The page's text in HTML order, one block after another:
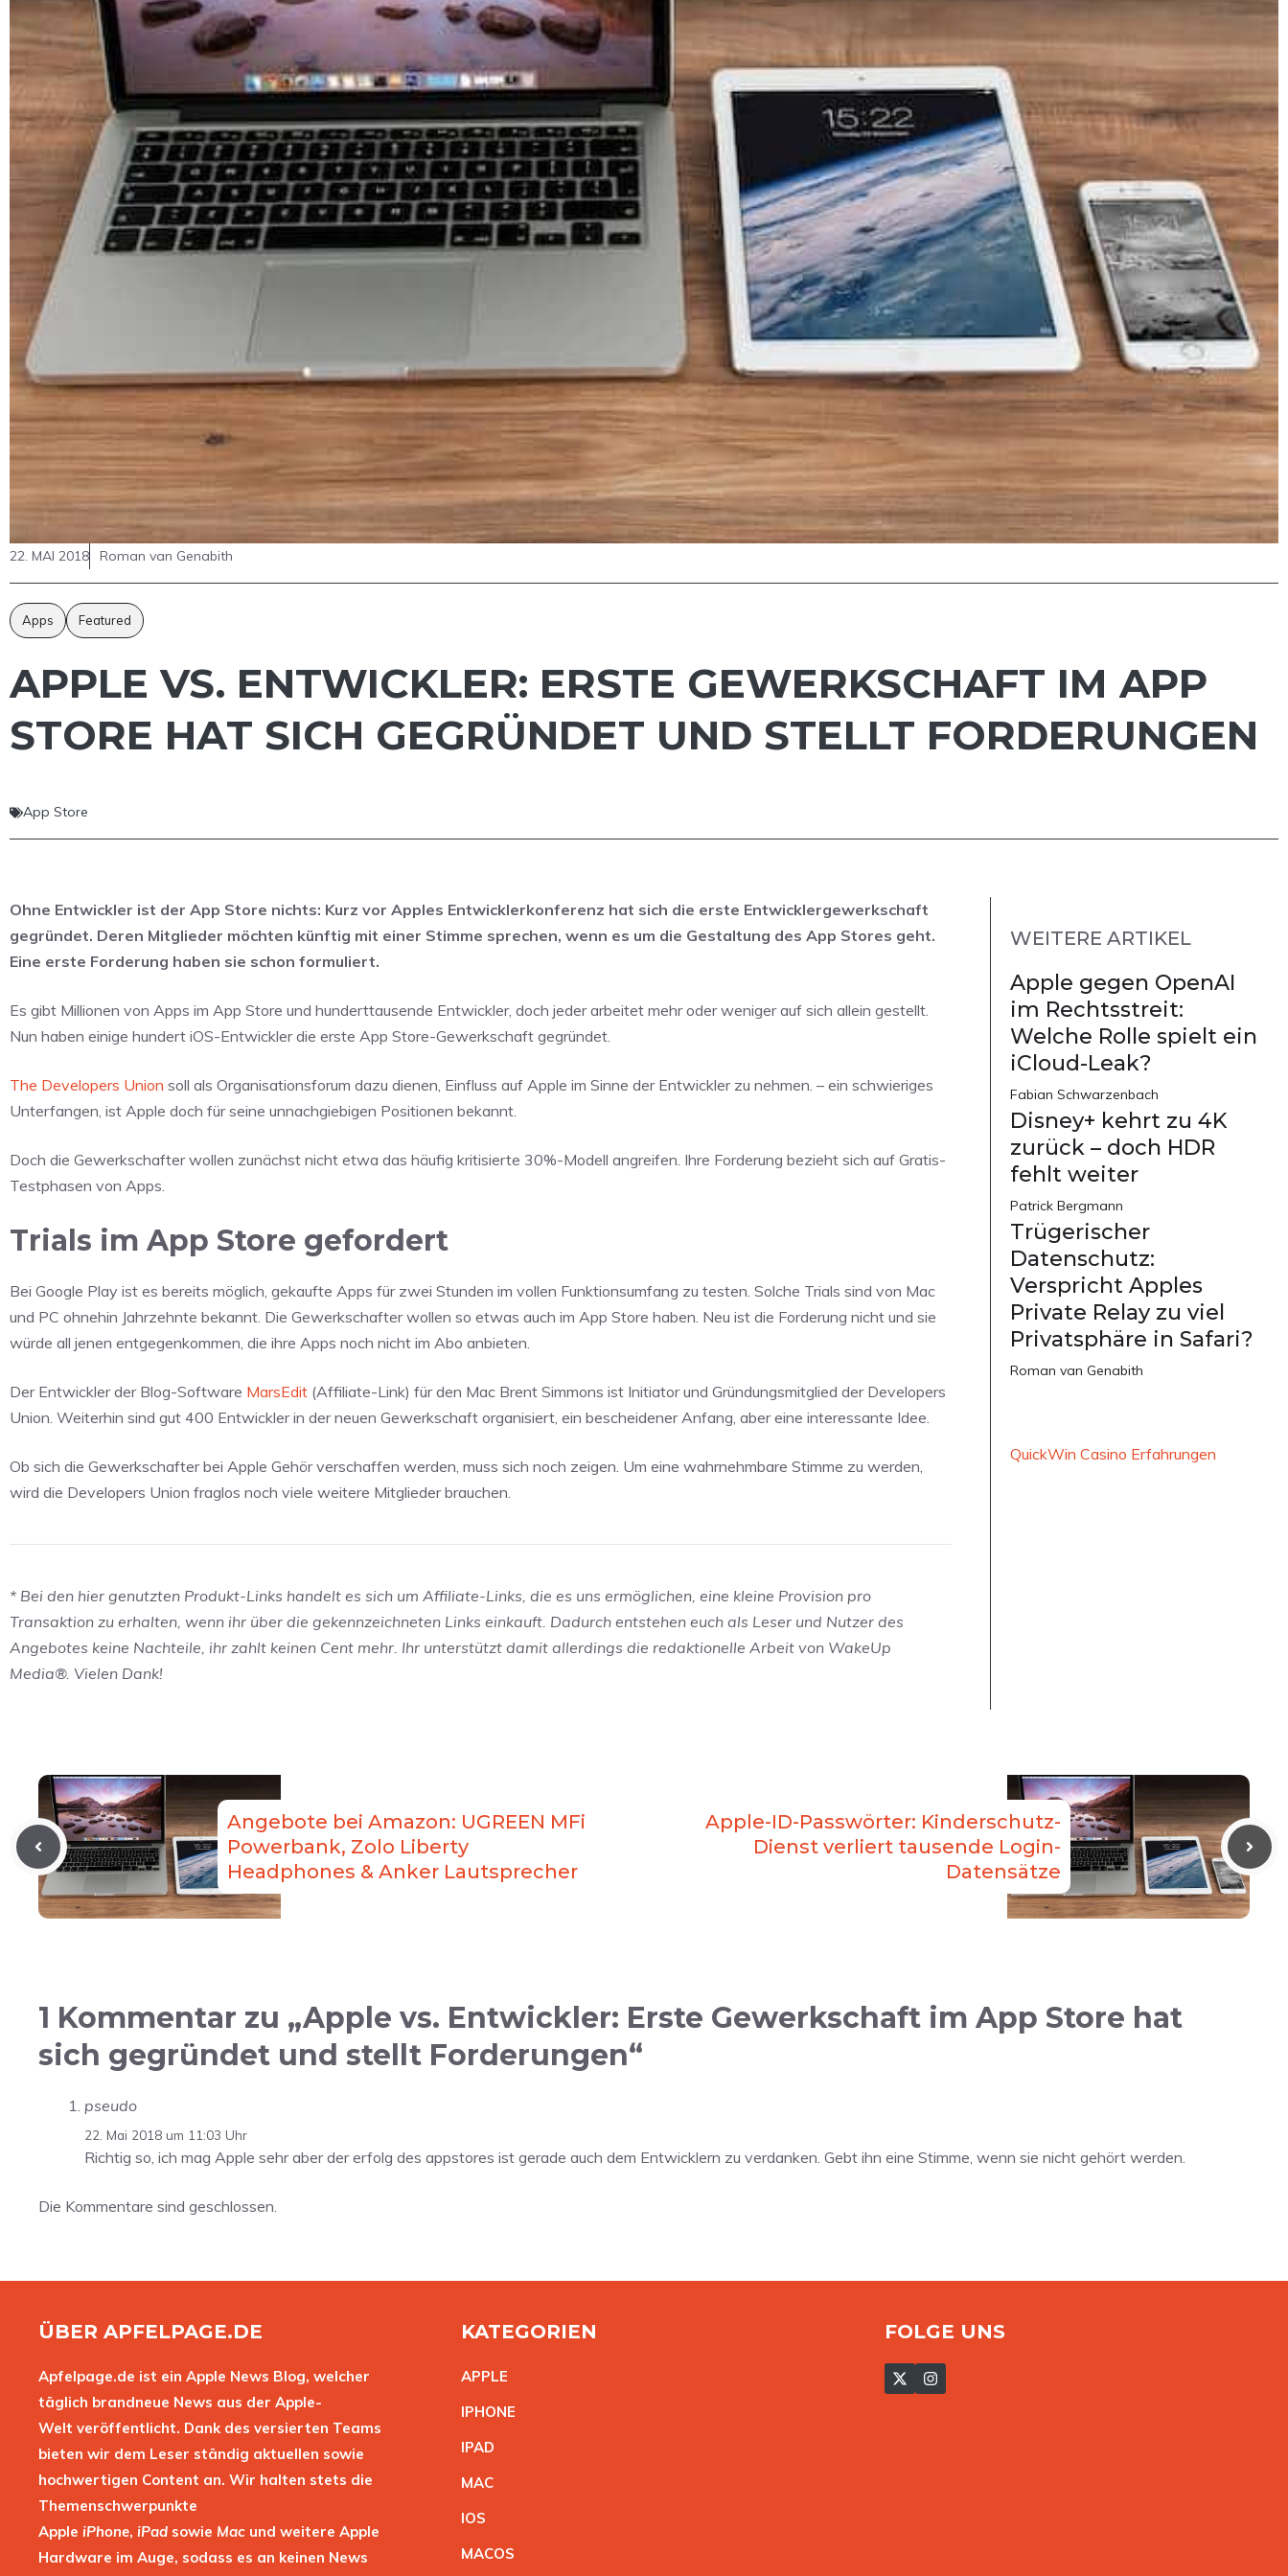
22. MAI 2018 Roman van Genabith
Apps Featured
APPLE VS. ENTWICKLER: ERSTE GEWERKSCHAFT IM APP
STORE HAT SICH GEGRÜNDET UND STELLT FORDERUNGEN
App Store
Ohne Entwickler ist der App Store nichts: Kurz vor Apples Entwicklerkonferenz hat sich die erste Entwicklergewerkschaft
gegründet. Deren Mitglieder möchten künftig mit einer Stimme sprechen, wenn es um die Gestaltung des App Stores geht.
Eine erste Forderung haben sie schon formuliert.
Es gibt Millionen von Apps im App Store und hunderttausende Entwickler, doch jeder arbeitet mehr oder weniger auf sich allein gestellt.
Nun haben einige hundert iOS-Entwickler die erste App Store-Gewerkschaft gegründet.
The Developers Union soll als Organisationsforum dazu dienen, Einfluss auf Apple im Sinne der Entwickler zu nehmen. – ein schwieriges
Unterfangen, ist Apple doch für seine unnachgiebigen Positionen bekannt.
Doch die Gewerkschafter wollen zunächst nicht etwa das häufig kritisierte 30%-Modell angreifen. Ihre Forderung bezieht sich auf Gratis-
Testphasen von Apps.
Trials im App Store gefordert
Bei Google Play ist es bereits möglich, gekaufte Apps für zwei Stunden im vollen Funktionsumfang zu testen. Solche Trials sind von Mac
und PC ohnehin Jahrzehnte bekannt. Die Gewerkschafter wollen so etwas auch im App Store haben. Neu ist die Forderung nicht und sie
würde all jenen entgegenkommen, die ihre Apps noch nicht im Abo anbieten.
Der Entwickler der Blog-Software MarsEdit (Affiliate-Link) für den Mac Brent Simmons ist Initiator und Gründungsmitglied der Developers
Union. Weiterhin sind gut 400 Entwickler in der neuen Gewerkschaft organisiert, ein bescheidener Anfang, aber eine interessante Idee.
Ob sich die Gewerkschafter bei Apple Gehör verschaffen werden, muss sich noch zeigen. Um eine wahrnehmbare Stimme zu werden,
wird die Developers Union fraglos noch viele weitere Mitglieder brauchen.
* Bei den hier genutzten Produkt-Links handelt es sich um Affiliate-Links, die es uns ermöglichen, eine kleine Provision pro
Transaktion zu erhalten, wenn ihr über die gekennzeichneten Links einkauft. Dadurch entstehen euch als Leser und Nutzer des
Angebotes keine Nachteile, ihr zahlt keinen Cent mehr. Ihr unterstützt damit allerdings die redaktionelle Arbeit von WakeUp
Media®. Vielen Dank!
WEITERE ARTIKEL
Apple gegen OpenAI
im Rechtsstreit:
Welche Rolle spielt ein
iCloud-Leak?
Fabian Schwarzenbach
Disney+ kehrt zu 4K
zurück – doch HDR
fehlt weiter
Patrick Bergmann
Trügerischer
Datenschutz:
Verspricht Apples
Private Relay zu viel
Privatsphäre in Safari?
Roman van Genabith
QuickWin Casino Erfahrungen
Angebote bei Amazon: UGREEN MFi
Powerbank, Zolo Liberty
Headphones & Anker Lautsprecher
Apple-ID-Passwörter: Kinderschutz-
Dienst verliert tausende Login-
Datensätze
1 Kommentar zu „Apple vs. Entwickler: Erste Gewerkschaft im App Store hat
sich gegründet und stellt Forderungen“
pseudo
22. Mai 2018 um 11:03 Uhr
Richtig so, ich mag Apple sehr aber der erfolg des appstores ist gerade auch dem Entwicklern zu verdanken. Gebt ihn eine Stimme, wenn sie nicht gehört werden.
Die Kommentare sind geschlossen.
ÜBER APFELPAGE.DE
Apfelpage.de ist ein Apple News Blog, welcher
täglich brandneue News aus der Apple-
Welt veröffentlicht. Dank des versierten Teams
bieten wir dem Leser ständig aktuellen sowie
hochwertigen Content an. Wir halten stets die
Themenschwerpunkte
Apple iPhone, iPad sowie Mac und weitere Apple
Hardware im Auge, sodass es an keinen News
KATEGORIEN
APPLE
IPHONE
IPAD
MAC
IOS
MACOS
FOLGE UNS